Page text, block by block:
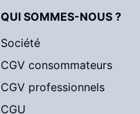
QUI SOMMES-NOUS ?
Société
CGV consommateurs
CGV professionnels
CGU